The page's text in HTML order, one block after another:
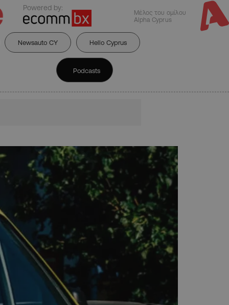
Powered by:
Μέλος του ομίλου
Alpha Cyprus
Newsauto CY Hello Cyprus
Podcasts